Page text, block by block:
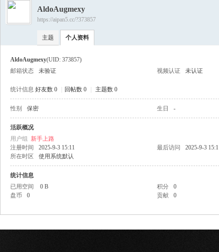
爱盘›
AldoAugmexy
https://aipan5.cc/?373857
主题 个人资料
AldoAugmexy(UID: 373857)
邮箱状态
未验证 视频认证 未认证
统计信息 好友数 0 回帖数 0 主题数 0
性别 保密 生日 -
活跃概况
用户组 新手上路
注册时间
2025-9-3 15:11 最后访问
2025-9-3
所在时区
使用系统默认
统计信息
已用空间
0 B 积分
0
盘币
0 贡献 0